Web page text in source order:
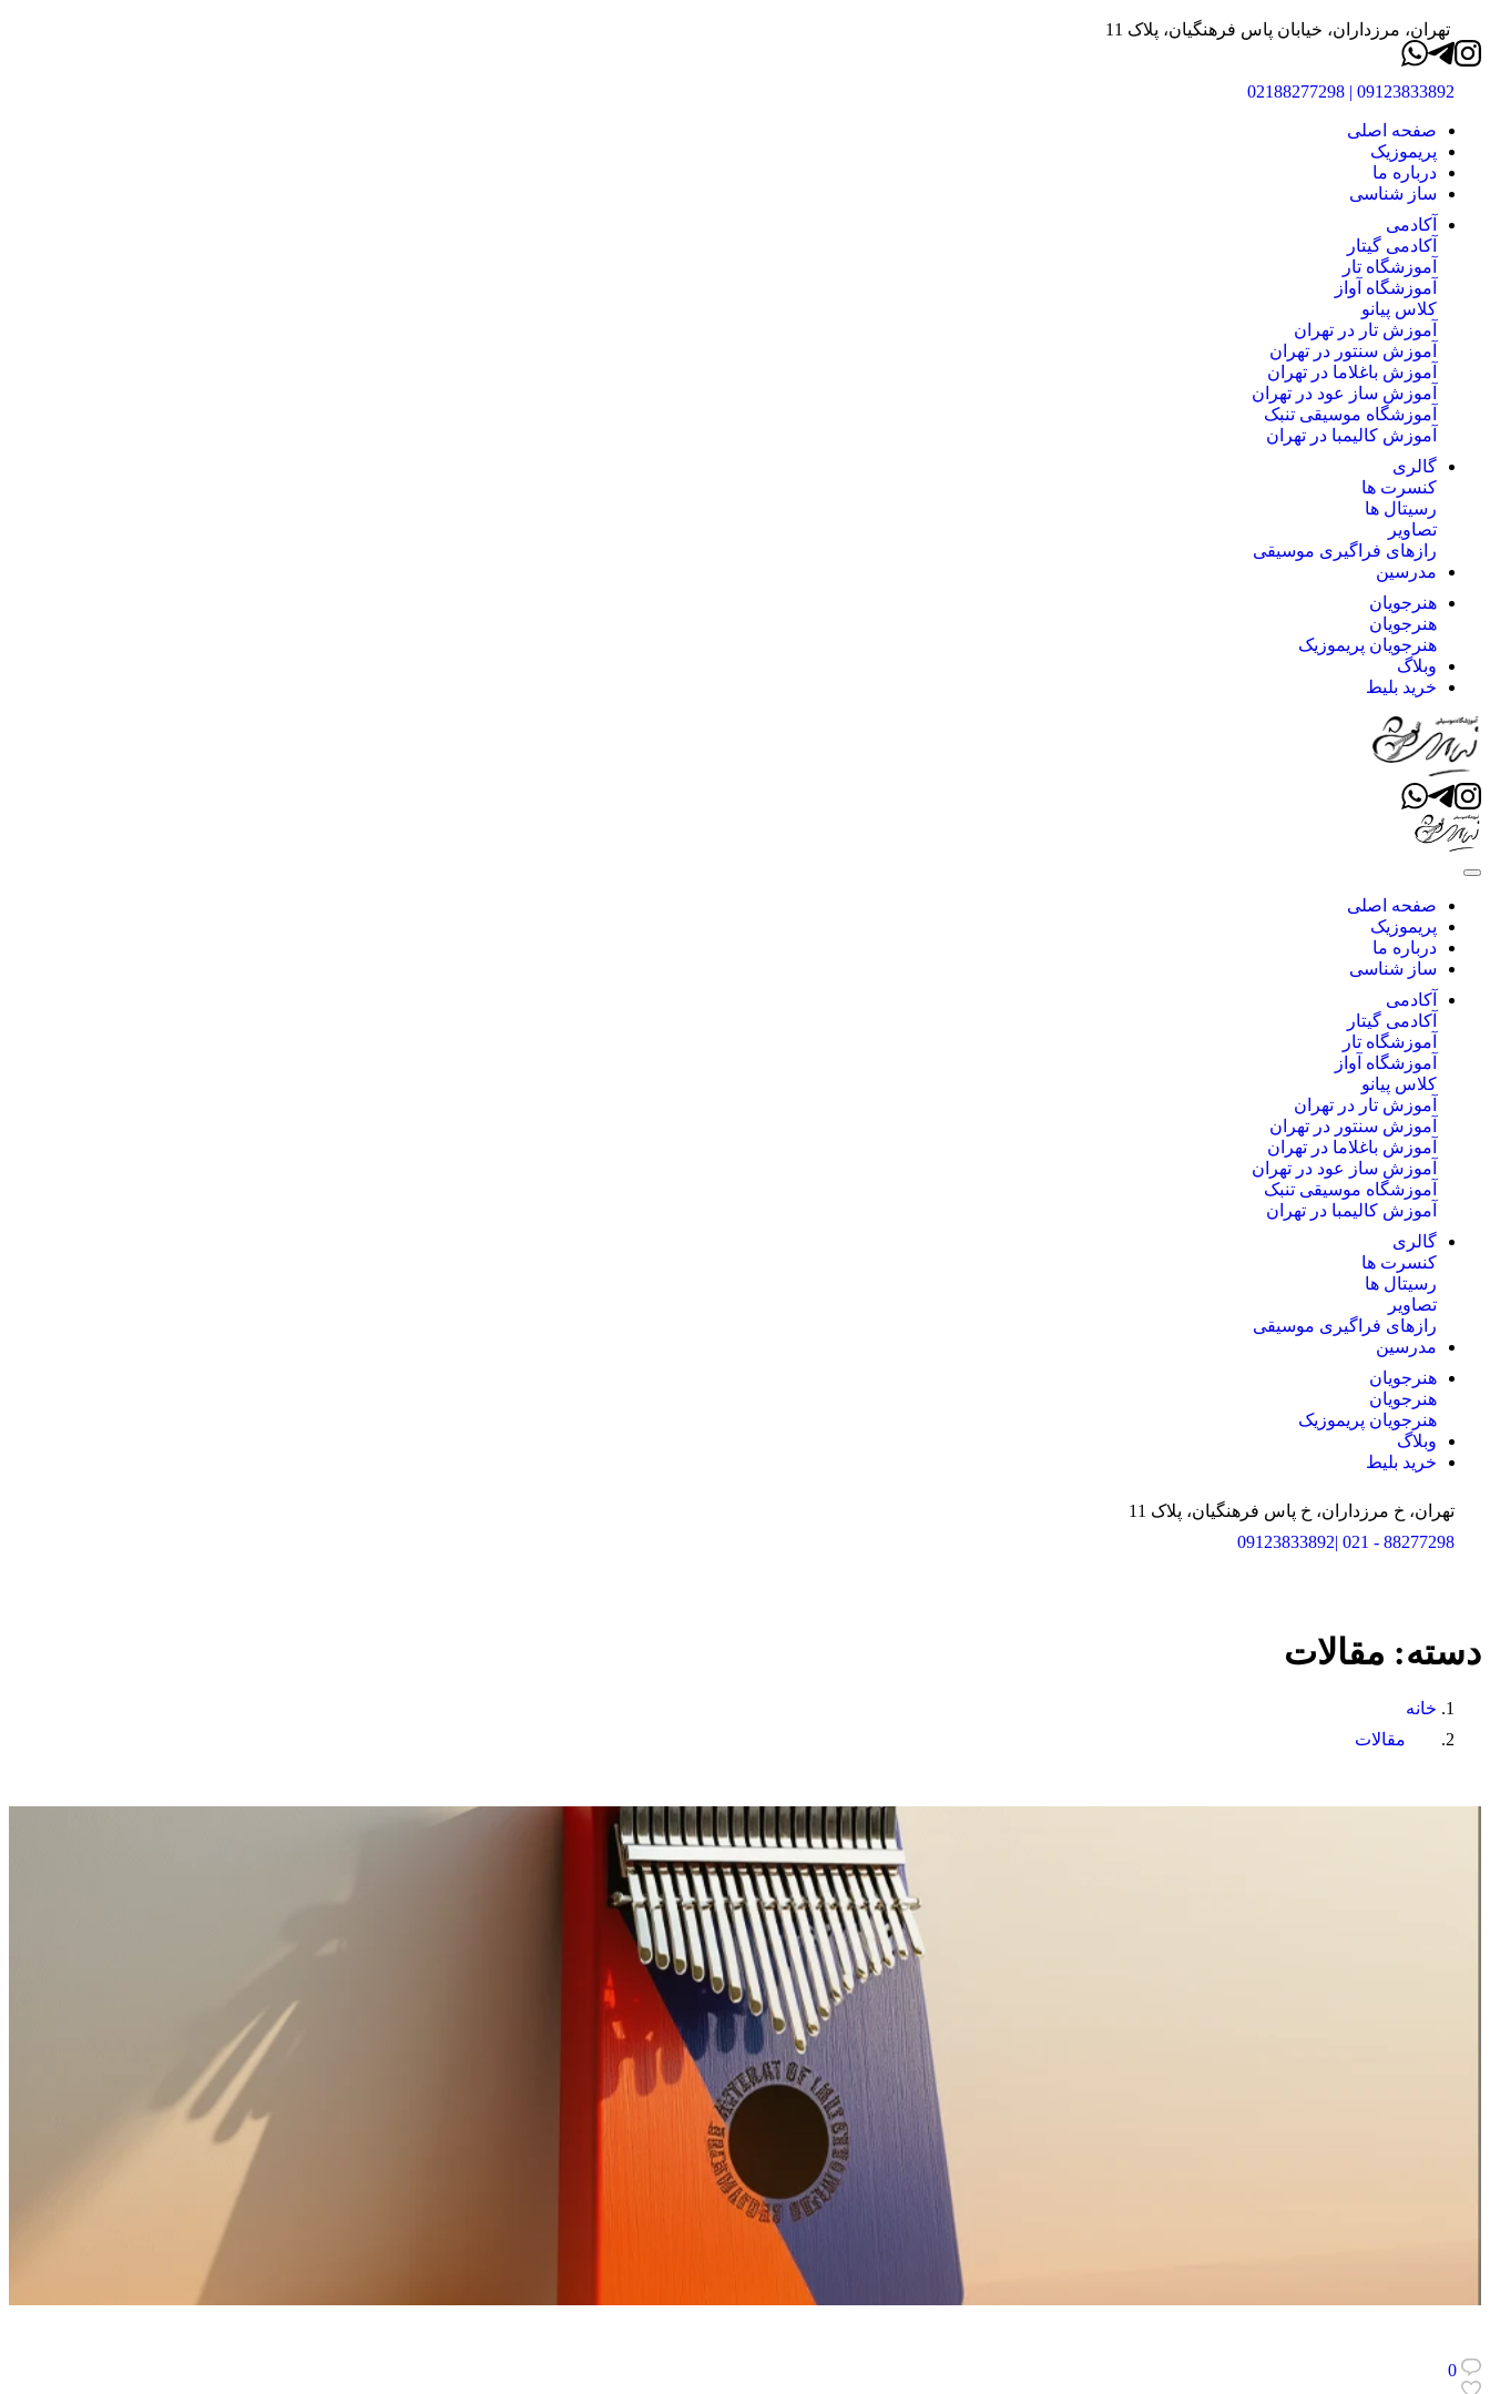
تهران، مرزداران، خیابان پاس فرهنگیان، پلاک 11
09123833892 | 02188277298
صفحه اصلی
پریموزیک
درباره ما
ساز شناسی
آکادمی
آکادمی گیتار
آموزشگاه تار
آموزشگاه آواز
کلاس پیانو
آموزش تار در تهران
آموزش سنتور در تهران
آموزش باغلاما در تهران
آموزش ساز عود در تهران
آموزشگاه موسیقی تنبک
آموزش کالیمبا در تهران
گالری
کنسرت ها
رسیتال ها
تصاویر
رازهای فراگیری موسیقی
مدرسین
هنرجویان
هنرجویان
هنرجویان پریموزیک
وبلاگ
خرید بلیط
صفحه اصلی
پریموزیک
درباره ما
ساز شناسی
آکادمی
آکادمی گیتار
آموزشگاه تار
آموزشگاه آواز
کلاس پیانو
آموزش تار در تهران
آموزش سنتور در تهران
آموزش باغلاما در تهران
آموزش ساز عود در تهران
آموزشگاه موسیقی تنبک
آموزش کالیمبا در تهران
گالری
کنسرت ها
رسیتال ها
تصاویر
رازهای فراگیری موسیقی
مدرسین
هنرجویان
هنرجویان
هنرجویان پریموزیک
وبلاگ
خرید بلیط
تهران، خ مرزداران، خ پاس فرهنگیان، پلاک 11
88277298 - 021 |09123833892
دسته: مقالات
خانه
مقالات
0